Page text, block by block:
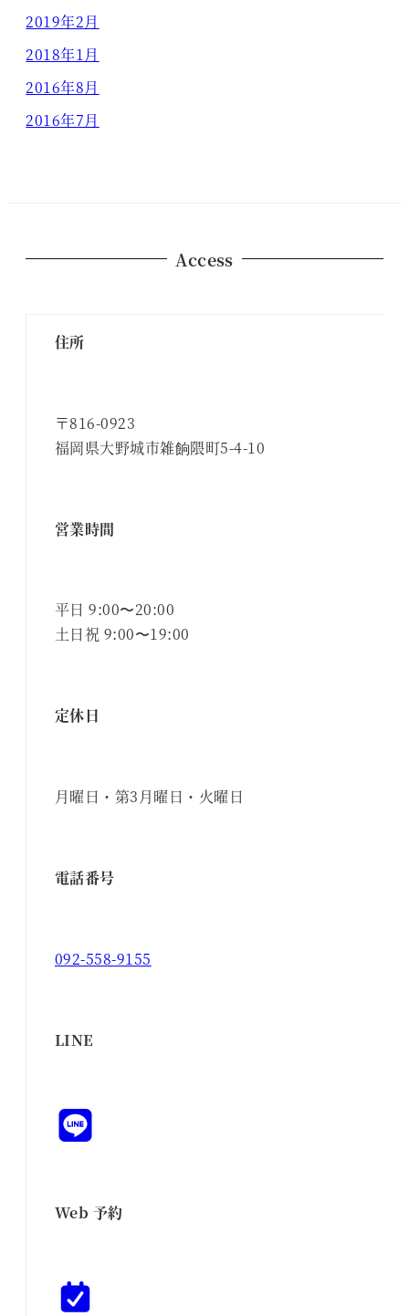
2019年2月
2018年1月
2016年8月
2016年7月
Access
住所
〒816-0923
福岡県大野城市雑餉隈町5-4-10
営業時間
平日 9:00〜20:00
土日祝 9:00〜19:00
定休日
月曜日・第3月曜日・火曜日
電話番号
092-558-9155
LINE
Web 予約